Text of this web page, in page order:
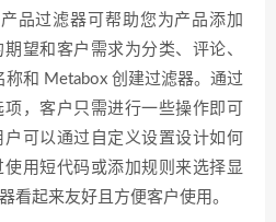
品过滤器可帮助您为产品添加
望和客户需求为分类、评论、
和 Metabox 创建过滤器。通过
，客户只需进行一些操作即可
可以通过自定义设置设计如何
用短代码或添加规则来选择显
看起来友好且方便客户使用。